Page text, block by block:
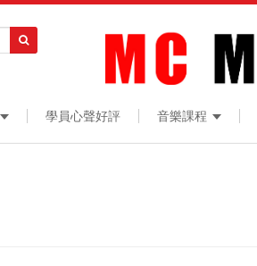
學員心聲好評 音樂課程